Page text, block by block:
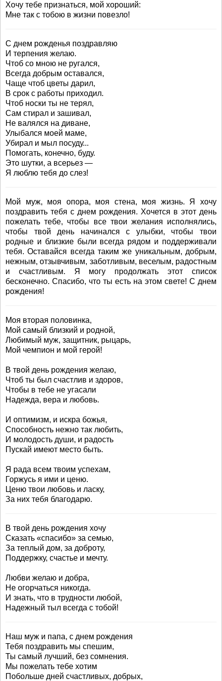
Хочу тебе признаться, мой хороший:
Мне так с тобою в жизни повезло!
С днем рожденья поздравляю
И терпения желаю.
Чтоб со мною не ругался,
Всегда добрым оставался,
Чаще чтоб цветы дарил,
В срок с работы приходил.
Чтоб носки ты не терял,
Сам стирал и зашивал,
Не валялся на диване,
Улыбался моей маме,
Убирал и мыл посуду...
Помогать, конечно, буду.
Это шутки, а всерьез —
Я люблю тебя до слез!
Мой муж, моя опора, моя стена, моя жизнь. Я хочу
поздравить тебя с днем рождения. Хочется в этот день
пожелать тебе, чтобы все твои желания исполнялись,
чтобы твой день начинался с улыбки, чтобы твои
родные и близкие были всегда рядом и поддерживали
тебя. Оставайся всегда таким же уникальным, добрым,
нежным, отзывчивым, заботливым, веселым, радостным
и счастливым. Я могу продолжать этот список
бесконечно. Спасибо, что ты есть на этом свете! С днем
рождения!
Моя вторая половинка,
Мой самый близкий и родной,
Любимый муж, защитник, рыцарь,
Мой чемпион и мой герой!
В твой день рождения желаю,
Чтоб ты был счастлив и здоров,
Чтобы в тебе не угасали
Надежда, вера и любовь.
И оптимизм, и искра божья,
Способность нежно так любить,
И молодость души, и радость
Пускай имеют место быть.
Я рада всем твоим успехам,
Горжусь я ими и ценю.
Ценю твои любовь и ласку,
За них тебя благодарю.
В твой день рождения хочу
Сказать «спасибо» за семью,
За теплый дом, за доброту,
Поддержку, счастье и мечту.
Любви желаю и добра,
Не огорчаться никогда.
И знать, что в трудности любой,
Надежный тыл всегда с тобой!
Наш муж и папа, с днем рождения
Тебя поздравить мы спешим,
Ты самый лучший, без сомнения.
Мы пожелать тебе хотим
Побольше дней счастливых, добрых,